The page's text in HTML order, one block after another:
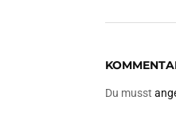
Du musst